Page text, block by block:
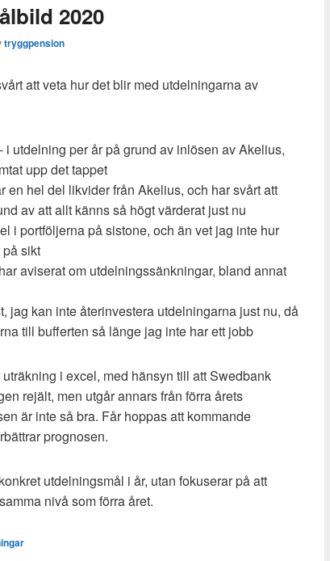
2020
tryggpension
att veta hur det blir med utdelningarna av
i utdelning per år på grund av inlösen av Akelius,
upp det tappet
en hel del likvider från Akelius, och har svårt att
av att allt känns så högt värderat just nu
i portföljerna på sistone, och än vet jag inte hur
sikt
aviserat om utdelningssänkningar, bland annat
jag kan inte återinvestera utdelningarna just nu, då
till bufferten så länge jag inte har ett jobb
i excel, med hänsyn till att Swedbank
rejält, men utgår annars från förra årets
är inte så bra. Får hoppas att kommande
prognosen.
utdelningsmål i år, utan fokuserar på att
nivå som förra året.